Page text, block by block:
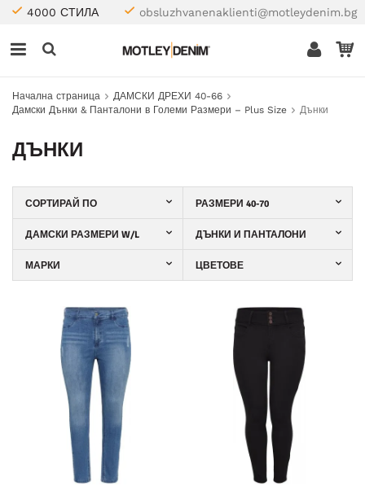
4000 СТИЛА obsluzhvanenaklienti@motleydenim.bg
Начална страница
ДАМСКИ ДРЕХИ 40-66
Дамски Дънки & Панталони в Големи Размери – Plus Size
Дънки
ДЪНКИ
СОРТИРАЙ ПО РАЗМЕРИ 40-70
ДАМСКИ РАЗМЕРИ W/L ДЪНКИ И ПАНТАЛОНИ
МАРКИ ЦВЕТОВЕ